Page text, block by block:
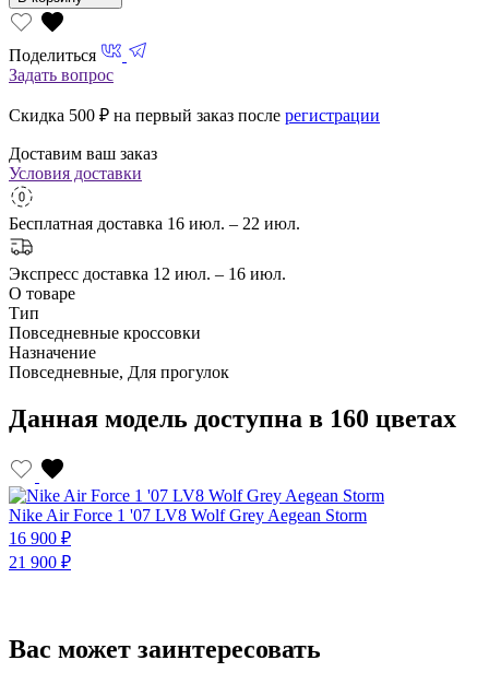
Поделиться
Задать вопрос
Скидка 500 ₽ на первый заказ после регистрации
Доставим ваш заказ
Условия доставки
Бесплатная доставка 16 июл. – 22 июл.
Экспресс доставка 12 июл. – 16 июл.
О товаре
Тип
Повседневные кроссовки
Назначение
Повседневные, Для прогулок
Данная модель доступна в 160 цветах
Nike Air Force 1 '07 LV8 Wolf Grey Aegean Storm
16 900 ₽
21 900 ₽
Вас может заинтересовать